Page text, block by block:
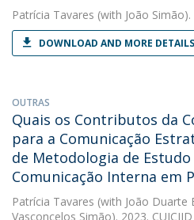
Patrícia Tavares (with João
DOWNLOAD AND MORE DETAILS
OUTRAS
Quais os Contributos da
para a Comunicação
de Metodologia de
Comunicação Interna em
Patrícia Tavares (with João Duarte
Vasconcelos Simão). 2023.